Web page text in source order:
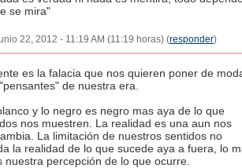
se mira"
22, 2012 - 11:19 AM (11:19 horas) (responder)
es la falacia que nos quieren poner de
de nuestra era.
y lo negro es negro mas aya de lo que
nos muestren. La realidad es una aun nos
La limitación de nuestros sentidos no
la realidad de lo que sucede aya a fuera, lo
nuestra percepción de lo que ocurre.